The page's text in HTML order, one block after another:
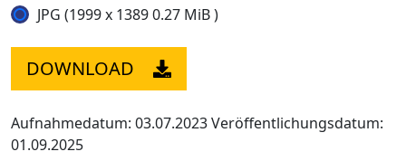
JPG (1999 x 1389 0.27 MiB )
DOWNLOAD
Aufnahmedatum: 03.07.2023Veröffentlichungsdatum:
01.09.2025